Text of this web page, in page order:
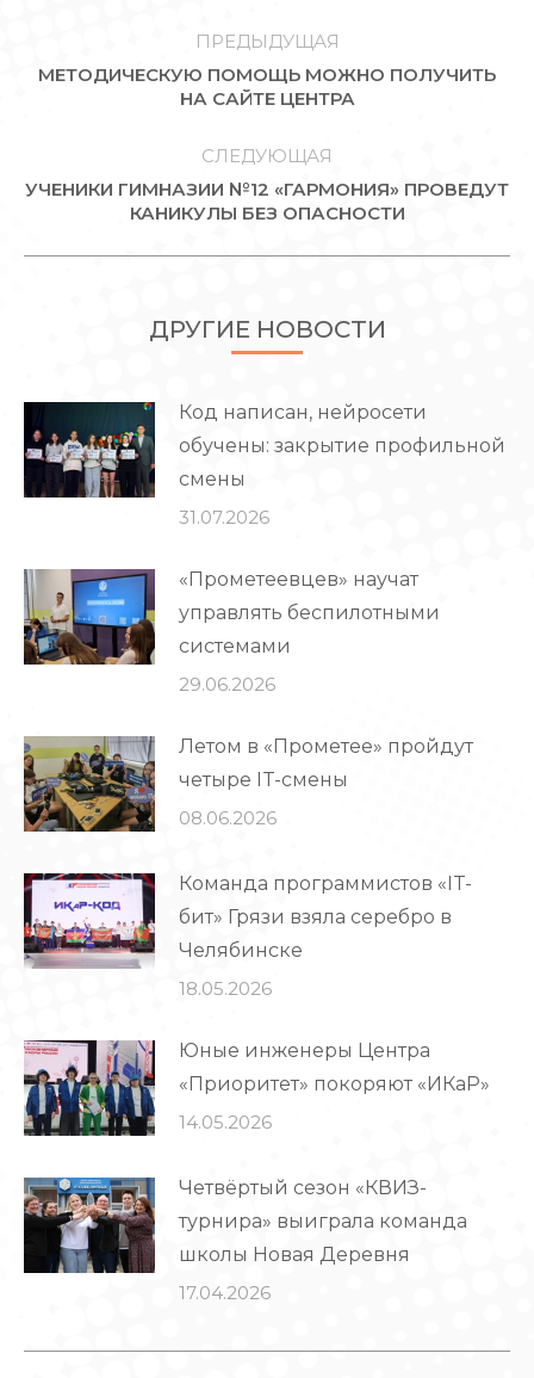
ЗАПИСЯМ
ПРЕДЫДУЩАЯ
Предыдущая
запись:
МЕТОДИЧЕСКУЮ ПОМОЩЬ МОЖНО ПОЛУЧИТЬ
НА САЙТЕ ЦЕНТРА
СЛЕДУЮЩАЯ
Следующая
УЧЕНИКИ ГИМНАЗИИ №12 «ГАРМОНИЯ» ПРОВЕДУТ
КАНИКУЛЫ БЕЗ ОПАСНОСТИ
ДРУГИЕ НОВОСТИ
Код написан, нейросети
обучены: закрытие профильной
смены
31.07.2026
«Прометеевцев» научат
управлять беспилотными
системами
29.06.2026
Летом в «Прометее» пройдут
четыре IT-смены
08.06.2026
Команда программистов «IT-
бит» Грязи взяла серебро в
Челябинске
18.05.2026
Юные инженеры Центра
«Приоритет» покоряют «ИКаР»
14.05.2026
Четвёртый сезон «КВИЗ-
турнира» выиграла команда
школы Новая Деревня
17.04.2026